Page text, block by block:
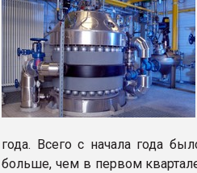
года. Всего с начала года
больше, чем в первом